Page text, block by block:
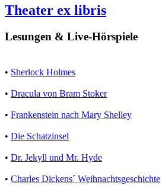
Theater ex libris
Lesungen & Live-Hörspiele
• Sherlock Holmes
• Dracula von Bram Stoker
• Frankenstein nach Mary Shelley
• Die Schatzinsel
• Dr. Jekyll und Mr. Hyde
• Charles Dickens´ Weihnachtsgeschichte